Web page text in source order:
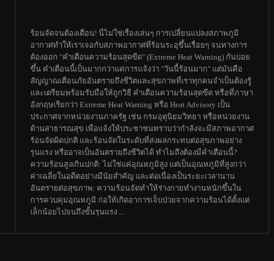
ร้อนจัดจนต้องเตือน! นี่ไม่ใช่เรื่องเล่นๆ การเปลี่ยนแปลงสภาพภูมิ
อากาศทำให้เราเจอกับสภาพอากาศที่ร้อนระอุขึ้นเรื่อยๆ จนทางการ
ต้องออก "คำเตือนความร้อนสุดขีด" (Extreme Heat Warning) กันบ่อย
ขึ้น คำเตือนนี้เป็นมากกว่าแค่การแจ้งว่า "วันนี้ร้อนมาก" แต่มันคือ
สัญญาณเตือนภัยอันตรายถึงชีวิตและสุขภาพที่เราทุกคนจำเป็นต้องรู้
และเตรียมพร้อมรับมือให้ถูกวิธี คำเตือนความร้อนสุดขีด หรือที่ภาษา
อังกฤษเรียกว่า Extreme Heat Warning หรือ Heat Advisory เป็น
ประกาศจากหน่วยงานภาครัฐ เช่น กรมอุตุนิยมวิทยา หรือหน่วยงาน
ด้านสาธารณสุข เพื่อแจ้งให้ประชาชนทราบว่ากำลังจะมีสภาพอากาศ
ร้อนจัดผิดปกติ และร้อนจัดในระดับที่ส่งผลกระทบต่อสุขภาพอย่าง
รุนแรง หรืออาจเป็นอันตรายถึงชีวิตได้ ทำไมถึงต้องมีคำเตือนนี้?
ความร้อนสูงเกินปกติ: ไม่ใช่แค่อุณหภูมิสูง แต่เป็นอุณหภูมิที่สูงกว่า
ค่าเฉลี่ยในอดีตอย่างมีนัยสำคัญ และต่อเนื่องเป็นระยะเวลานาน
อันตรายต่อสุขภาพ: ความร้อนจัดทำให้ร่างกายทำงานหนักขึ้นใน
การควบคุมอุณหภูมิ ก่อให้เกิดอาการเจ็บป่วยจากความร้อนได้ตั้งแต่
เล็กน้อยไปจนถึงขั้นรุนแรง ...